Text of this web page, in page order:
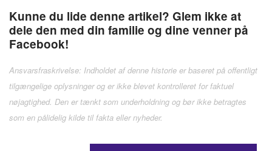
Kunne du lide denne artikel? Glem ikke at
dele den med din familie og dine venner på
Facebook!
Ansvarsfraskrivelse: Indholdet af denne historie er baseret på offentligt
tilgængelige oplysninger og er ikke blevet kontrolleret for faktuel
nøjagtighed. Den er tænkt som underholdning og bør ikke betragtes
som en pålidelig kilde til fakta eller nyheder.